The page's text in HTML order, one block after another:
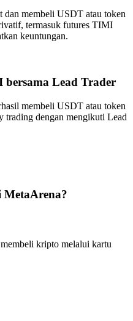
dan membeli USDT atau token
termasuk futures TIMI
keuntungan.
Lead Trader
membeli USDT atau token
dengan mengikuti Lead
MetaArena?
kripto melalui kartu